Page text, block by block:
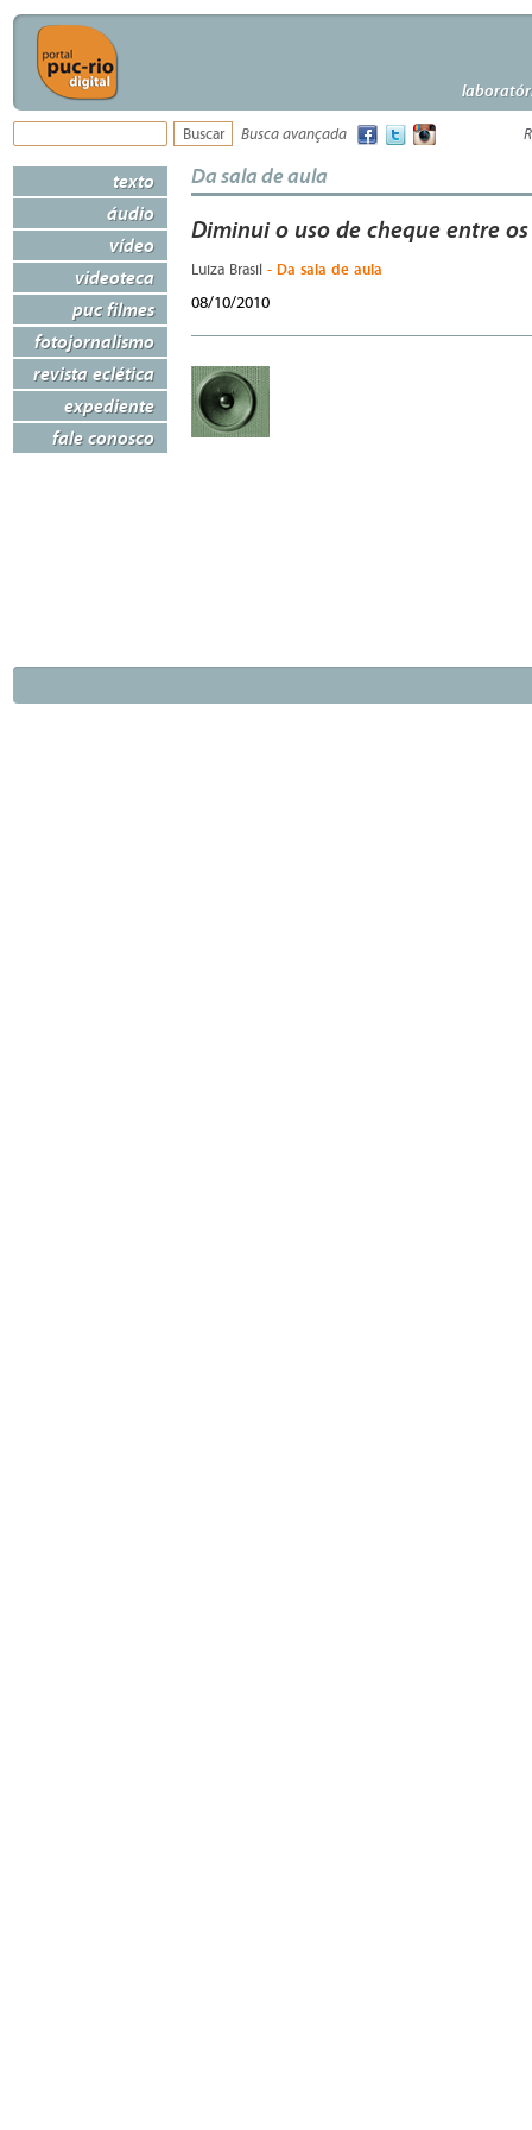
Busca avançada
texto
áudio
vídeo
videoteca
puc filmes
fotojornalismo
revista eclética
expediente
fale conosco
Da sala de aula
Diminui o uso de cheque entre
Luiza Brasil - Da sala de aula
08/10/2010